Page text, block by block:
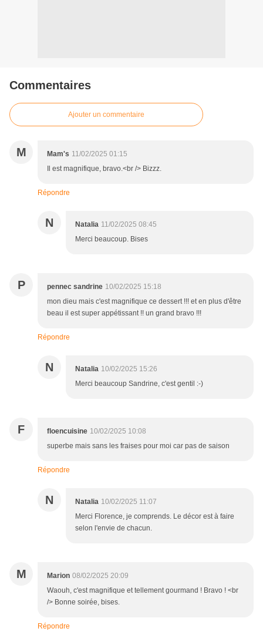
Commentaires
Ajouter un commentaire
M Mam's 11/02/2025 01:15
Il est magnifique, bravo.<br /> Bizzz.
Répondre
N Natalia 11/02/2025 08:45
Merci beaucoup. Bises
P pennec sandrine 10/02/2025 15:18
mon dieu mais c'est magnifique ce dessert !!! et en plus d'être
beau il est super appétissant !! un grand bravo !!!
Répondre
N Natalia 10/02/2025 15:26
Merci beaucoup Sandrine, c'est gentil :-)
F floencuisine 10/02/2025 10:08
superbe mais sans les fraises pour moi car pas de saison
Répondre
N Natalia 10/02/2025 11:07
Merci Florence, je comprends. Le décor est à faire
selon l'envie de chacun.
M Marion 08/02/2025 20:09
Waouh, c'est magnifique et tellement gourmand ! Bravo ! <br
/> Bonne soirée, bises.
Répondre